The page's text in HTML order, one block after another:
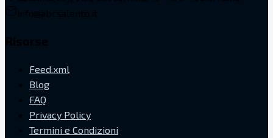
Feed.xml
Blog
FAQ
Privacy Policy
Termini e Condizioni